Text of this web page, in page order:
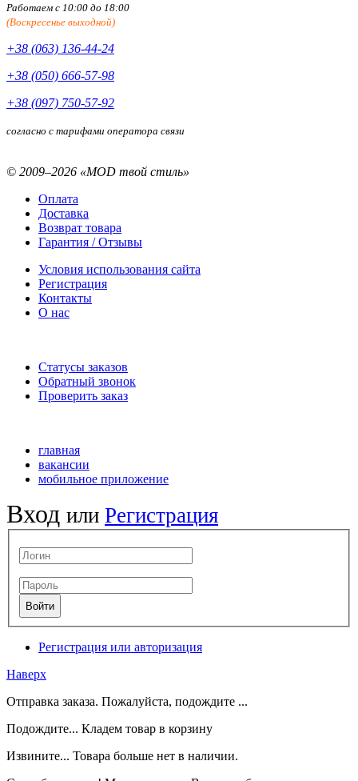
Работаем с 10:00 до 18:00
(Воскресенье выходной)
+38 (063) 136-44-24
+38 (050) 666-57-98
+38 (097) 750-57-92
согласно с тарифами оператора связи
© 2009–2026 «MOD твой стиль»
Оплата
Доставка
Возврат товара
Гарантия / Отзывы
Условия использования сайта
Регистрация
Контакты
О нас
Статусы заказов
Обратный звонок
Проверить заказ
главная
вакансии
мобильное приложение
Вход или Регистрация
Регистрация или авторизация
Наверх
Отправка заказа. Пожалуйста, подождите ...
Подождите... Кладем товар в корзину
Извините... Товара больше нет в наличии.